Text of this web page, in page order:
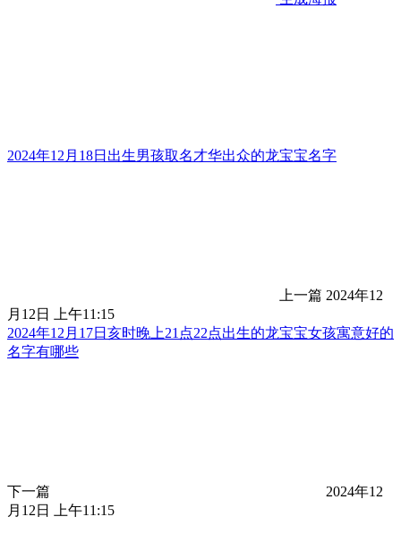
2024年12月18日出生男孩取名才华出众的龙宝宝名字
上一篇 2024年12
月12日 上午11:15
2024年12月17日亥时晚上21点22点出生的龙宝宝女孩寓意好的
名字有哪些
下一篇
2024年12
月12日 上午11:15